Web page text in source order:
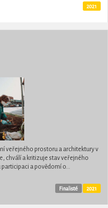
2021
veřejného prostoru a architektury v
chválí a kritizuje stav veřejného
a povědomí o...
2021
Finalisté